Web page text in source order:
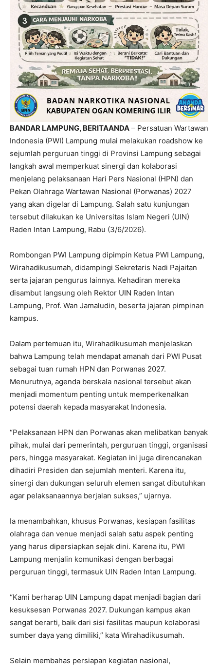
BANDAR LAMPUNG, BERITAANDA – Persatuan Wartawan
Indonesia (PWI) Lampung mulai melakukan roadshow ke
sejumlah perguruan tinggi di Provinsi Lampung sebagai
langkah awal memperkuat sinergi dan kolaborasi
menjelang pelaksanaan Hari Pers Nasional (HPN) dan
Pekan Olahraga Wartawan Nasional (Porwanas) 2027
yang akan digelar di Lampung. Salah satu kunjungan
tersebut dilakukan ke Universitas Islam Negeri (UIN)
Raden Intan Lampung, Rabu (3/6/2026).
Rombongan PWI Lampung dipimpin Ketua PWI Lampung,
Wirahadikusumah, didampingi Sekretaris Nadi Pajaitan
serta jajaran pengurus lainnya. Kehadiran mereka
disambut langsung oleh Rektor UIN Raden Intan
Lampung, Prof. Wan Jamaludin, beserta jajaran pimpinan
kampus.
Dalam pertemuan itu, Wirahadikusumah menjelaskan
bahwa Lampung telah mendapat amanah dari PWI Pusat
sebagai tuan rumah HPN dan Porwanas 2027.
Menurutnya, agenda berskala nasional tersebut akan
menjadi momentum penting untuk memperkenalkan
potensi daerah kepada masyarakat Indonesia.
“Pelaksanaan HPN dan Porwanas akan melibatkan banyak
pihak, mulai dari pemerintah, perguruan tinggi, organisasi
pers, hingga masyarakat. Kegiatan ini juga direncanakan
dihadiri Presiden dan sejumlah menteri. Karena itu,
sinergi dan dukungan seluruh elemen sangat dibutuhkan
agar pelaksanaannya berjalan sukses,” ujarnya.
Ia menambahkan, khusus Porwanas, kesiapan fasilitas
olahraga dan venue menjadi salah satu aspek penting
yang harus dipersiapkan sejak dini. Karena itu, PWI
Lampung menjalin komunikasi dengan berbagai
perguruan tinggi, termasuk UIN Raden Intan Lampung.
“Kami berharap UIN Lampung dapat menjadi bagian dari
kesuksesan Porwanas 2027. Dukungan kampus akan
sangat berarti, baik dari sisi fasilitas maupun kolaborasi
sumber daya yang dimiliki,” kata Wirahadikusumah.
Selain membahas persiapan kegiatan nasional,